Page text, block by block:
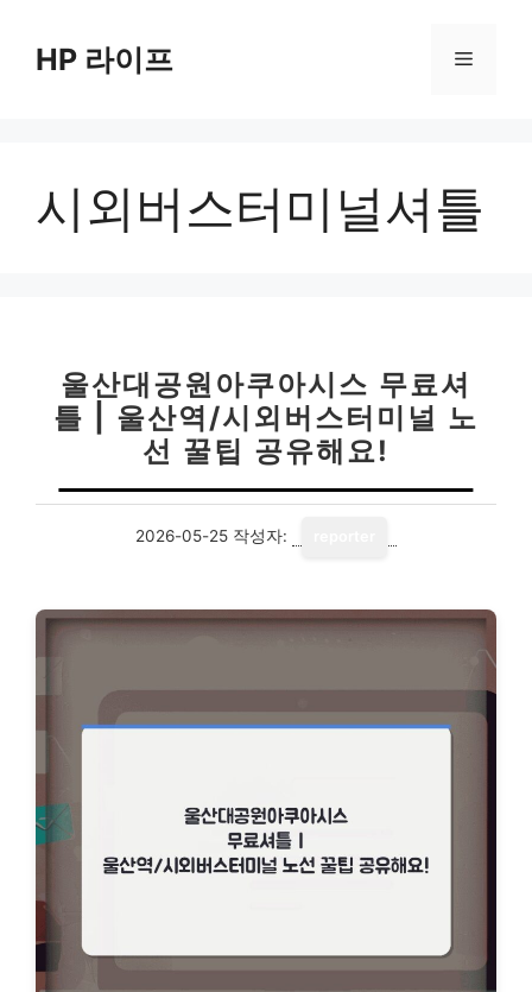
HP 라이프 메
시외버스터미널셔틀
울산대공원아쿠아시스 무료셔
틀 | 울산역/시외버스터미널 노
선 꿀팁 공유해요!
2026-05-25 작성자: